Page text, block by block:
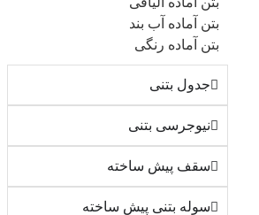
بتن آماده آب بند
بتن آماده رنگی
جدول بتنی
نیوجرسی بتنی
سقف پیش ساخته
سوله بتنی پیش ساخته